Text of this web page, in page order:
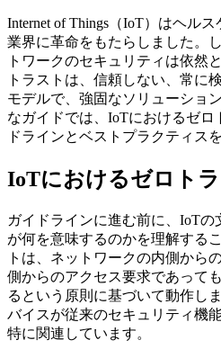
Internet of Things（IoT）はヘル
業界に革命をもたらしました。
トワークのセキュリティは依然
トラストは、信頼しない、常に
モデルで、強固なソリューショ
なガイドでは、IoTにおけるゼロ
ドラインとベストプラクティス
IoTにおけるゼロト
ガイドラインに進む前に、IoTの
が何を意味するのかを理解する
トは、ネットワークの内側から
側からのアクセス要求であって
るという原則に基づいて動作し
バイスが従来のセキュリティ機
特に関連しています。